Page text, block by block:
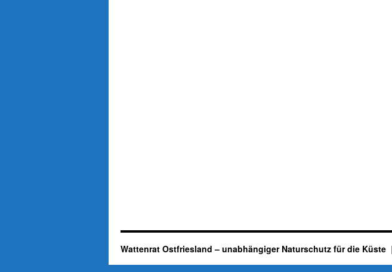
Wattenrat Ostfriesland – unabhängiger Naturschutz für die Küste